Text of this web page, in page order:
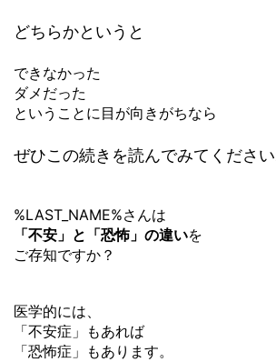
どちらかというと
できなかった
ダメだった
ということに目が向きがちなら
ぜひこの続きを読んでみてください
%LAST_NAME%さんは
「不安」と「恐怖」の違いを
ご存知ですか？
医学的には、
「不安症」もあれば
「恐怖症」もあります。